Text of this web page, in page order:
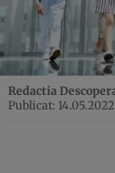
Redactia
Publicat: 14.05.2022